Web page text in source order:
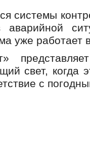
системы
уже работает
свет, когда
с